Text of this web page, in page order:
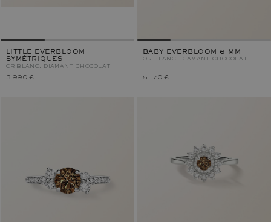
LITTLE EVERBLOOM
SYMÉTRIQUES
OR BLANC, DIAMANT CHOCOLAT
3 990 €
BABY EVERBLOOM 6 MM
OR BLANC, DIAMANT CHOCOLAT
5 170 €